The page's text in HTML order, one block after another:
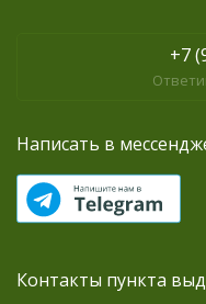
+7
Написать в
Контакты пункта